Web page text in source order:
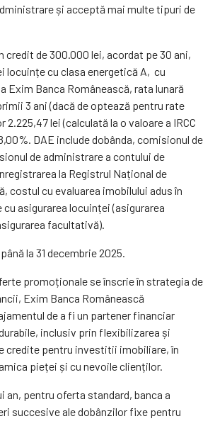
și acceptă mai multe tipuri de
credit de 300.000 lei, acordat pe 30 ani,
locuințe cu clasa energetică A, cu
Exim Banca Românească, rata lunară
3 ani (dacă de optează pentru rate
2.225,47 lei (calculată la o valoare a IRCC
DAE include dobânda, comisionul de
de administrare a contului de
la Registrul Național de
costul cu evaluarea imobilului adus în
asigurarea locuinței (asigurarea
facultativă).
la 31 decembrie 2025.
promoționale se înscrie în strategia de
Exim Banca Românească
de a fi un partener financiar
inclusiv prin flexibilizarea și
credite pentru investitii imobiliare, în
pieței și cu nevoile clienților.
an, pentru oferta standard, banca a
succesive ale dobânzilor fixe pentru